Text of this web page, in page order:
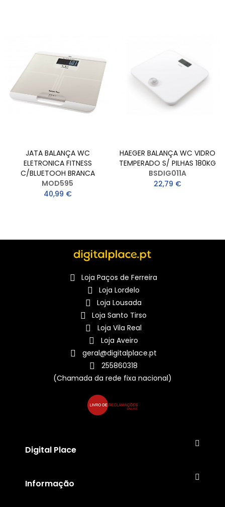
JATA BALANÇA WC
ELETRONICA FITNESS
C/BLUETOOH BRANCA
MOD595
40,99 €
HAEGER BALANÇA WC VIDRO
TEMPERADO S/ PILHAS 180KG
BSDIG011A
22,79 €
Loja Paços de Ferreira
Loja Lordelo
Loja Lousada
Loja Santo Tirso
Loja Vila Real
Loja Aveiro
geral@digitalplace.pt
255860318
(Chamada da rede fixa nacional)
Digital Place
Informação